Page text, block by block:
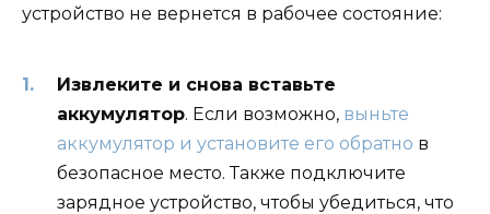
устройство не вернется в рабочее состояние:
Извлеките и снова вставьте
аккумулятор. Если возможно, выньте
аккумулятор и установите его обратно в
безопасное место. Также подключите
зарядное устройство, чтобы убедиться, что